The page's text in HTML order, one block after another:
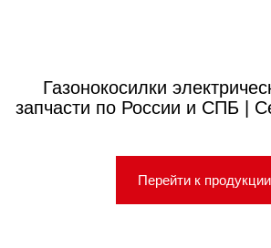
Газонокосилки
запчасти по России и СПБ |
Перейти к продукции